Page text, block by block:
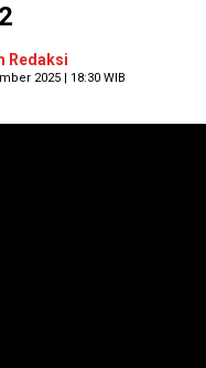
Redaksi
2025 | 18:30 WIB